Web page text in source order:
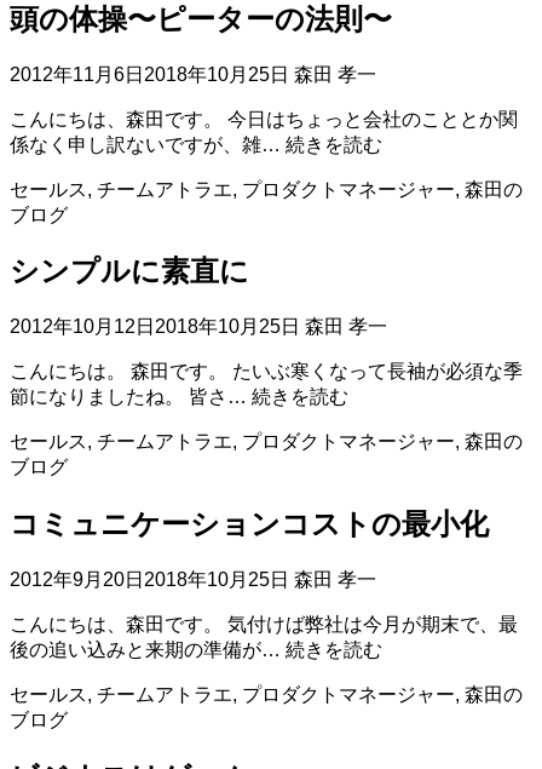
と
テ
ヒ
ッ
頭の体操〜ピーターの法則〜
2012年11月6日 2018年10月25日 森田 孝一
こんにちは、森田です。 今日はちょっと会社のこととか関
係なく申し訳ないですが、雑… 続きを読む
体
ー
法
セールス, チームアトラエ, プロダクトマネージャー, 森田の
ブログ
シンプルに素直に
2012年10月12日 2018年10月25日 森田 孝一
こんにちは。 森田です。 たいぶ寒くなって長袖が必須な季
節になりましたね。 皆さ… 続きを読む
プ
素
に
セールス, チームアトラエ, プロダクトマネージャー, 森田の
ブログ
コミュニケーションコストの最小化
2012年9月20日 2018年10月25日 森田 孝一
こんにちは、森田です。 気付けば弊社は今月が期末で、最
後の追い込みと来期の準備が… 続きを読む
ュ
セールス, チームアトラエ, プロダクトマネージャー, 森田の
ブログ